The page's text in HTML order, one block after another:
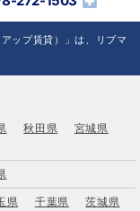
ップ賃貸）」は、リブマ
秋田県
宮城県
県 千葉県
茨城県